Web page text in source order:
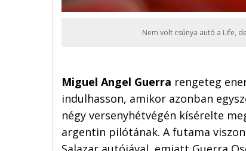
Nem volt csúnya autó a Life,
Miguel Angel Guerra rengeteg
indulhasson, amikor azonban
négy versenyhétvégén kísérelte
argentin pilótának. A futama